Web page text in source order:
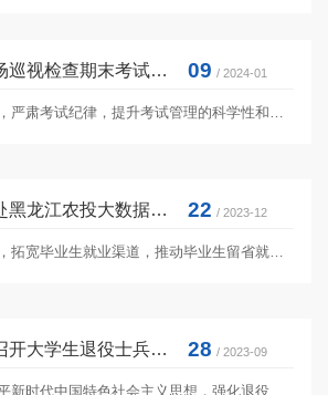
学院领导深入考场巡视检查期末考试工作 09 / 2024-01
电气与信息学院赴黑龙江农投大数据科技有限公司开展访企拓岗活动 22 / 2023-12
电气与信息学院召开大学生退役士兵返校欢迎仪式暨“星火”先锋队座谈会 28 / 2023-09